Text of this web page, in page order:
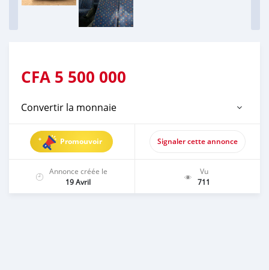
CFA 5 500 000
Convertir la monnaie
Promouvoir Signaler cette annonce
Annonce créée le
19 Avril
Vu
711